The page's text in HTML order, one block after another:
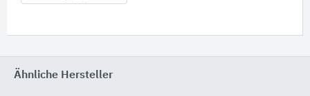
Ähnliche Hersteller